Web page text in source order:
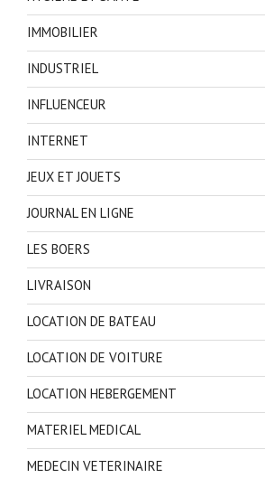
IMMOBILIER
INDUSTRIEL
INFLUENCEUR
INTERNET
JEUX ET JOUETS
JOURNAL EN LIGNE
LES BOERS
LIVRAISON
LOCATION DE BATEAU
LOCATION DE VOITURE
LOCATION HEBERGEMENT
MATERIEL MEDICAL
MEDECIN VETERINAIRE